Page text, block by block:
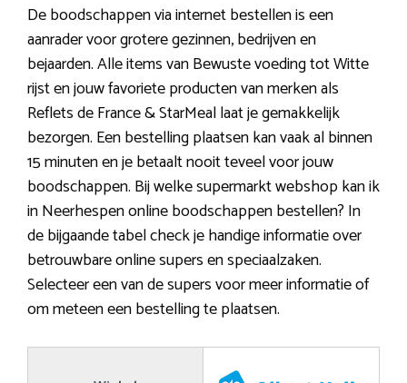
De boodschappen via internet bestellen is een
aanrader voor grotere gezinnen, bedrijven en
bejaarden. Alle items van Bewuste voeding tot Witte
rijst en jouw favoriete producten van merken als
Reflets de France & StarMeal laat je gemakkelijk
bezorgen. Een bestelling plaatsen kan vaak al binnen
15 minuten en je betaalt nooit teveel voor jouw
boodschappen. Bij welke supermarkt webshop kan ik
in Neerhespen online boodschappen bestellen? In
de bijgaande tabel check je handige informatie over
betrouwbare online supers en speciaalzaken.
Selecteer een van de supers voor meer informatie of
om meteen een bestelling te plaatsen.